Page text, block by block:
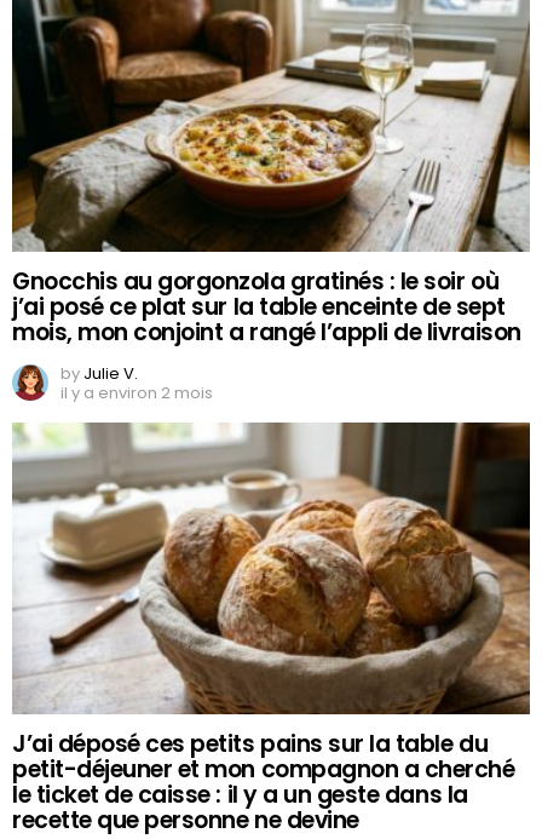
Gnocchis au gorgonzola gratinés : le soir où
j’ai posé ce plat sur la table enceinte de sept
mois, mon conjoint a rangé l’appli de livraison
by Julie V.
il y a environ 2 mois
J’ai déposé ces petits pains sur la table du
petit-déjeuner et mon compagnon a cherché
le ticket de caisse : il y a un geste dans la
recette que personne ne devine